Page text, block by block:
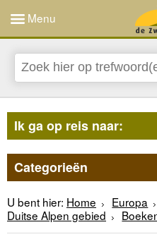
Menu
Ik ga op reis naar:
Categorieën
U bent hier: Home Europa
Duitse Alpen gebied